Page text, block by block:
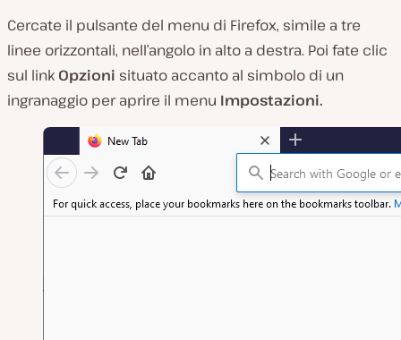
Cercate il pulsante del menu di Firefox, simile a tre
linee orizzontali, nell’angolo in alto a destra. Poi fate clic
sul link Opzioni situato accanto al simbolo di un
ingranaggio per aprire il menu Impostazioni.